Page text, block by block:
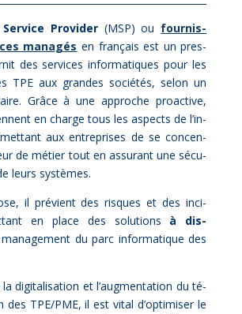
Pro­vi­der (MSP) ou four­nis­
ma­na­gés en fran­çais est un pres­
des ser­vices in­for­ma­tiques pour les
TPE aux grandes so­cié­tés, se­lon un
Grâce à une ap­proche proac­tive,
en charge tous les as­pects de l’in­
aux en­tre­prises de se concen­
de mé­tier tout en as­su­rant une sé­cu­
leurs sys­tèmes.
il pré­vient des risques et des in­ci­
en place des so­lu­tions à dis­
du parc in­for­ma­tique des
la di­gi­ta­li­sa­tion et l’augmentation du té­
des TPE/PME, il est vi­tal d’optimiser le